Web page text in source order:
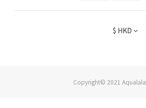
$ HKD
Copyright© 2021 Aqualala